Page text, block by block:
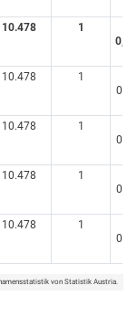
10.478 1
10.478 1
10.478 1
10.478 1
10.478 1
von Statistik Austria.